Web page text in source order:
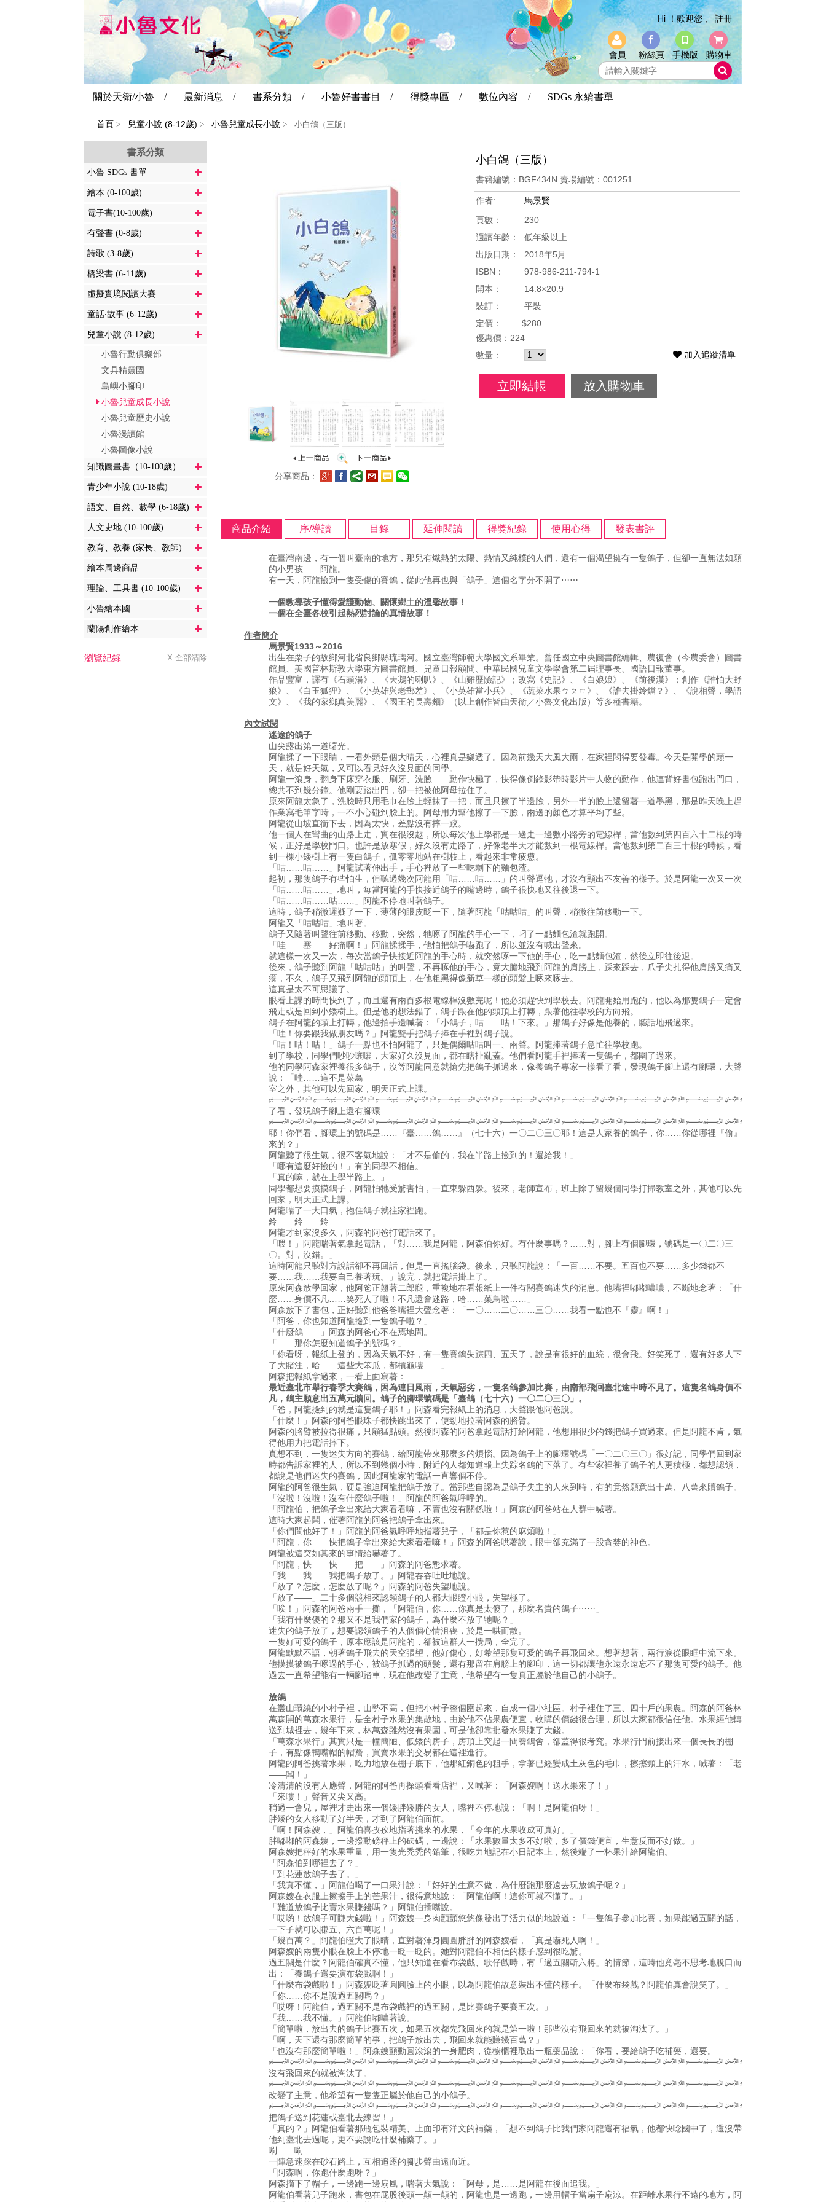
Hi ！歡迎您 , 註冊
會員 粉絲頁 手機版 購物車
關於天衛/小魯 / 最新消息 / 書系分類 / 小魯好書書目 / 得獎專區 / 數位內容 / SDGs 永續書單
首頁 > 兒童小說 (8-12歲) > 小魯兒童成長小說 > 小白鴿（三版）
書系分類
小魯 SDGs 書單
繪本 (0-100歲)
電子書(10-100歲)
有聲書 (0-8歲)
詩歌 (3-8歲)
橋梁書 (6-11歲)
虛擬實境閱讀大賽
童話‧故事 (6-12歲)
兒童小說 (8-12歲)
小魯行動俱樂部
文具精靈國
島嶼小腳印
小魯兒童成長小說
小魯兒童歷史小說
小魯漫讀館
小魯圖像小說
知識圖畫書（10-100歲）
青少年小說 (10-18歲)
語文、自然、數學 (6-18歲)
人文史地 (10-100歲)
教育、教養 (家長、教師)
繪本周邊商品
理論、工具書 (10-100歲)
小魯繪本國
蘭陽創作繪本
瀏覽紀錄 X 全部清除
分享商品：
小白鴿（三版）
書籍編號：BGF434N 賣場編號：001251
作者:
馬景賢
頁數：
230
適讀年齡：
低年級以上
出版日期：
2018年5月
ISBN：
978-986-211-794-1
開本：
14.8×20.9
裝訂：
平裝
定價：
$280
優惠價： 224
數量：
加入追蹤清單
立即結帳 放入購物車
商品介紹 序/導讀 目錄 延伸閱讀 得獎紀錄 使用心得 發表書評
在臺灣南邊，有一個叫臺南的地方，那兒有熾熱的太陽、熱情又純樸的人們，還有一個渴望擁有一隻鴿子，但卻一直無法如願
的小男孩——阿龍。
有一天，阿龍撿到一隻受傷的賽鴿，從此他再也與「鴿子」這個名字分不開了⋯⋯
一個教導孩子懂得愛護動物、關懷鄉土的溫馨故事！
一個在全臺各校引起熱烈討論的真情故事！
作者簡介
馬景賢1933～2016
出生在栗子的故鄉河北省良鄉縣琉璃河。國立臺灣師範大學國文系畢業。曾任國立中央圖書館編輯、農復會（今農委會）圖書
館員、美國普林斯敦大學東方圖書館員、兒童日報顧問、中華民國兒童文學學會第二屆理事長、國語日報董事。
作品豐富，譯有《石頭湯》、《天鵝的喇叭》、《山難歷險記》；改寫《史記》、《白娘娘》、《前後漢》；創作《誰怕大野
狼》、《白玉狐狸》、《小英雄與老郵差》、《小英雄當小兵》、《蔬菜水果ㄅㄆㄇ》、《誰去掛鈴鐺？》、《說相聲，學語
文》、《我的家鄉真美麗》、《國王的長壽麵》（以上創作皆由天衛／小魯文化出版）等多種書籍。
內文試閱
迷途的鴿子
山尖露出第一道曙光。
阿龍揉了一下眼睛，一看外頭是個大晴天，心裡真是樂透了。因為前幾天大風大雨，在家裡悶得要發霉。今天是開學的頭一
天，就是好天氣，又可以看見好久沒見面的同學。
阿龍一滾身，翻身下床穿衣服、刷牙、洗臉……動作快極了，快得像倒錄影帶時影片中人物的動作，他連背好書包跑出門口，
總共不到幾分鐘。他剛要踏出門，卻一把被他阿母拉住了。
原來阿龍太急了，洗臉時只用毛巾在臉上輕抹了一把，而且只擦了半邊臉，另外一半的臉上還留著一道墨黑，那是昨天晚上趕
作業寫毛筆字時，一不小心碰到臉上的。阿母用力幫他擦了一下臉，兩邊的顏色才算平均了些。
阿龍從山坡直衝下去，因為太快，差點沒有摔一跤。
他一個人在彎曲的山路上走，實在很沒趣，所以每次他上學都是一邊走一邊數小路旁的電線桿，當他數到第四百六十二根的時
候，正好是學校門口。也許是放寒假，好久沒有走路了，好像老半天才能數到一根電線桿。當他數到第二百三十根的時候，看
到一棵小矮樹上有一隻白鴿子，孤零零地站在樹枝上，看起來非常疲憊。
「咕……咕……」阿龍試著伸出手，手心裡放了一些吃剩下的麵包渣。
起初，那隻鴿子有些怕生，但聽過幾次阿龍用「咕……咕……」的叫聲逗牠，才沒有顯出不友善的樣子。於是阿龍一次又一次
「咕……咕……」地叫，每當阿龍的手快接近鴿子的嘴邊時，鴿子很快地又往後退一下。
「咕……咕……咕……」阿龍不停地叫著鴿子。
這時，鴿子稍微遲疑了一下，薄薄的眼皮眨一下，隨著阿龍「咕咕咕」的叫聲，稍微往前移動一下。
阿龍又「咕咕咕」地叫著。
鴿子又隨著叫聲往前移動、移動，突然，牠啄了阿龍的手心一下，叼了一點麵包渣就跑開。
「哇——塞——好痛啊！」阿龍揉揉手，他怕把鴿子嚇跑了，所以並沒有喊出聲來。
就這樣一次又一次，每次當鴿子快接近阿龍的手心時，就突然啄一下他的手心，吃一點麵包渣，然後立即往後退。
後來，鴿子聽到阿龍「咕咕咕」的叫聲，不再啄他的手心，竟大膽地飛到阿龍的肩膀上，踩來踩去，爪子尖扎得他肩膀又痛又
癢，不久，鴿子又飛到阿龍的頭頂上，在他粗黑得像新草一樣的頭髮上啄來啄去。
這真是太不可思議了。
眼看上課的時間快到了，而且還有兩百多根電線桿沒數完呢！他必須趕快到學校去。阿龍開始用跑的，他以為那隻鴿子一定會
飛走或是回到小矮樹上。但是他的想法錯了，鴿子跟在他的頭頂上打轉，跟著他往學校的方向飛。
鴿子在阿龍的頭上打轉，他邊拍手邊喊著：「小鴿子，咕……咕！下來。」那鴿子好像是他養的，聽話地飛過來。
「哇！你要跟我做朋友嗎？」阿龍雙手把鴿子捧在手裡對鴿子說。
「咕！咕！咕！」鴿子一點也不怕阿龍了，只是偶爾咕咕叫一、兩聲。阿龍捧著鴿子急忙往學校跑。
到了學校，同學們吵吵嚷嚷，大家好久沒見面，都在瞎扯亂蓋。他們看阿龍手裡捧著一隻鴿子，都圍了過來。
他的同學阿森家裡養很多鴿子，沒等阿龍同意就搶先把鴿子抓過來，像養鴿子專家一樣看了看，發現鴿子腳上還有腳環，大聲
說：「哇……這不是菜鳥
室之外，其他可以先回家，明天正式上課。
了看，發現鴿子腳上還有腳環
耶！你們看，腳環上的號碼是……『臺……鴿……』（七十六）一〇二〇三〇耶！這是人家養的鴿子，你……你從哪裡『偷』
來的？」
阿龍聽了很生氣，很不客氣地說：「才不是偷的，我在半路上撿到的！還給我！」
「哪有這麼好撿的！」有的同學不相信。
「真的嘛，就在上學半路上。」
同學都想要摸摸鴿子，阿龍怕牠受驚害怕，一直東躲西躲。後來，老師宣布，班上除了留幾個同學打掃教室之外，其他可以先
回家，明天正式上課。
阿龍喘了一大口氣，抱住鴿子就往家裡跑。
鈴……鈴……鈴……
阿龍才到家沒多久，阿森的阿爸打電話來了。
「喂！」阿龍喘著氣拿起電話，「對……我是阿龍，阿森伯你好。有什麼事嗎？……對，腳上有個腳環，號碼是一〇二〇三
〇。對，沒錯。」
這時阿龍只聽對方說話卻不再回話，但是一直搖腦袋。後來，只聽阿龍說：「一百……不要。五百也不要……多少錢都不
要……我……我要自己養著玩。」說完，就把電話掛上了。
原來阿森放學回家，他阿爸正翹著二郎腿，重複地在看報紙上一件有關賽鴿迷失的消息。他嘴裡嘟嘟噥噥，不斷地念著：「什
麼……身價不凡……笑死人了啦！不凡還會迷路，哈……菜鳥啦……」
阿森放下了書包，正好聽到他爸爸嘴裡大聲念著：「一〇……二〇……三〇……我看一點也不『靈』啊！」
「阿爸，你也知道阿龍撿到一隻鴿子啦？」
「什麼鴿——」阿森的阿爸心不在焉地問。
「……那你怎麼知道鴿子的號碼？」
「你看呀，報紙上登的，因為天氣不好，有一隻賽鴿失踪四、五天了，說是有很好的血統，很會飛。好笑死了，還有好多人下
了大賭注，哈……這些大笨瓜，都槓龜嘍——」
阿森把報紙拿過來，一看上面寫著：
最近臺北市舉行春季大賽鴿，因為連日風雨，天氣惡劣，一隻名鴿參加比賽，由南部飛回臺北途中時不見了。這隻名鴿身價不
凡，鴿主願意出五萬元贖回。鴿子的腳環號碼是「臺鴿（七十六）一〇二〇三〇」。
「爸，阿龍撿到的就是這隻鴿子耶！」阿森看完報紙上的消息，大聲跟他阿爸說。
「什麼！」阿森的阿爸眼珠子都快跳出來了，使勁地拉著阿森的胳臂。
阿森的胳臂被拉得很痛，只顧猛點頭。然後阿森的阿爸拿起電話打給阿龍，他想用很少的錢把鴿子買過來。但是阿龍不肯，氣
得他用力把電話摔下。
真想不到，一隻迷失方向的賽鴿，給阿龍帶來那麼多的煩惱。因為鴿子上的腳環號碼「一〇二〇三〇」很好記，同學們回到家
時都告訴家裡的人，所以不到幾個小時，附近的人都知道報上失踪名鴿的下落了。有些家裡養了鴿子的人更積極，都想認領，
都說是他們迷失的賽鴿，因此阿龍家的電話一直響個不停。
阿龍的阿爸很生氣，硬是強迫阿龍把鴿子放了。當那些自認為是鴿子失主的人來到時，有的竟然願意出十萬、八萬來贖鴿子。
「沒啦！沒啦！沒有什麼鴿子啦！」阿龍的阿爸氣呼呼的。
「阿龍伯，把鴿子拿出來給大家看看嘛，不賣也沒有關係啦！」阿森的阿爸站在人群中喊著。
這時大家起鬨，催著阿龍的阿爸把鴿子拿出來。
「你們問他好了！」阿龍的阿爸氣呼呼地指著兒子，「都是你惹的麻煩啦！」
「阿龍，你……快把鴿子拿出來給大家看看嘛！」阿森的阿爸哄著說，眼中卻充滿了一股貪婪的神色。
阿龍被這突如其來的事情給嚇著了。
「阿龍，快……快……把……」阿森的阿爸懇求著。
「我……我……我把鴿子放了。」阿龍吞吞吐吐地說。
「放了？怎麼，怎麼放了呢？」阿森的阿爸失望地說。
「放了——」二十多個競相來認領鴿子的人都大眼瞪小眼，失望極了。
「唉！」阿森的阿爸兩手一攤，「阿龍伯，你……你真是太傻了，那麼名貴的鴿子⋯⋯」
「我有什麼傻的？那又不是我們家的鴿子，為什麼不放了牠呢？」
迷失的鴿子放了，想要認領鴿子的人個個心情沮喪，於是一哄而散。
一隻好可愛的鴿子，原本應該是阿龍的，卻被這群人一攪局，全完了。
阿龍默默不語，朝著鴿子飛去的天空張望，他好傷心，好希望那隻可愛的鴿子再飛回來。想著想著，兩行淚從眼眶中流下來。
他摸摸被鴿子啄過的手心，被鴿子抓過的頭髮，還有那留在肩膀上的腳印，這一切都讓他永遠永遠忘不了那隻可愛的鴿子。他
過去一直希望能有一輛腳踏車，現在他改變了主意，他希望有一隻真正屬於他自己的小鴿子。
放鴿
在叢山環繞的小村子裡，山勢不高，但把小村子整個圍起來，自成一個小社區。村子裡住了三、四十戶的果農。阿森的阿爸林
萬森開的萬森水果行，是全村子水果的集散地，由於他不佔果農便宜，收購的價錢很合理，所以大家都很信任他。水果經他轉
送到城裡去，幾年下來，林萬森雖然沒有果園，可是他卻靠批發水果賺了大錢。
「萬森水果行」其實只是一幢簡陋、低矮的房子，房頂上突起一間養鴿舍，卻蓋得很考究。水果行門前接出來一個長長的棚
子，有點像鴨嘴帽的帽簷，買賣水果的交易都在這裡進行。
阿龍的阿爸挑著水果，吃力地放在棚子底下，他那紅銅色的粗手，拿著已經變成土灰色的毛巾，擦擦頸上的汗水，喊著：「老
——闆！」
冷清清的沒有人應聲，阿龍的阿爸再探頭看看店裡，又喊著：「阿森嫂啊！送水果來了！」
「來嘍！」聲音又尖又高。
稍過一會兒，屋裡才走出來一個矮胖矮胖的女人，嘴裡不停地說：「啊！是阿龍伯呀！」
胖矮的女人移動了好半天，才到了阿龍伯面前。
「啊！阿森嫂，」阿龍伯喜孜孜地指著挑來的水果，「今年的水果收成可真好。」
胖嘟嘟的阿森嫂，一邊撥動磅秤上的砝碼，一邊說：「水果數量太多不好啦，多了價錢便宜，生意反而不好做。」
阿森嫂把秤好的水果重量，用一隻光禿禿的鉛筆，很吃力地記在小日記本上，然後端了一杯果汁給阿龍伯。
「阿森伯到哪裡去了？」
「到花蓮放鴿子去了。」
「我真不懂，」阿龍伯喝了一口果汁說：「好好的生意不做，為什麼跑那麼遠去玩放鴿子呢？」
阿森嫂在衣服上擦擦手上的芒果汁，很得意地說：「阿龍伯啊！這你可就不懂了。」
「難道放鴿子比賣水果賺錢嗎？」阿龍伯插嘴說。
「哎喲！放鴿子可賺大錢啦！」阿森嫂一身肉顫顫悠悠像發出了活力似的地說道：「一隻鴿子參加比賽，如果能過五關的話，
一下子就可以賺五、六百萬呢！」
「幾百萬？」阿龍伯瞪大了眼睛，直對著渾身圓圓胖胖的阿森嫂看，「真是嚇死人啊！」
阿森嫂的兩隻小眼在臉上不停地一眨一眨的。她對阿龍伯不相信的樣子感到很吃驚。
過五關是什麼？阿龍伯確實不懂，他只知道在看布袋戲、歌仔戲時，有「過五關斬六將」的情節，這時他竟毫不思考地脫口而
出：「養鴿子還要演布袋戲啊！」
「什麼布袋戲啦！」阿森嫂眨著圓圓臉上的小眼，以為阿龍伯故意裝出不懂的樣子。「什麼布袋戲？阿龍伯真會說笑了。」
「你……你不是說過五關嗎？」
「哎呀！阿龍伯，過五關不是布袋戲裡的過五關，是比賽鴿子要賽五次。」
「我……我不懂。」阿龍伯嘟噥著說。
「簡單啦，放出去的鴿子比賽五次，如果五次都先飛回來的就是第一啦！那些沒有飛回來的就被淘汰了。」
「啊，天下還有那麼簡單的事，把鴿子放出去，飛回來就能賺幾百萬？」
「也沒有那麼簡單啦！」阿森嫂顫動圓滾滾的一身肥肉，從櫥櫃裡取出一瓶藥品說：「你看，要給鴿子吃補藥，還要。
沒有飛回來的就被淘汰了。
改變了主意，他希望有一隻隻正屬於他自己的小鴿子。
﷽﷽﷽﷽﷽﷽﷽﷽
把鴿子送到花蓮或臺北去練習！」
「真的？」阿龍伯看著那瓶包裝精美、上面印有洋文的補藥，「想不到鴿子比我們家阿龍還有福氣，他都快唸國中了，還沒帶
他到臺北去過呢，更不要說吃什麼補藥了。」
唰……唰……
一陣急速踩在砂石路上，互相追逐的腳步聲由遠而近。
「阿森啊，你跑什麼跑呀？」
阿森摘下了帽子，一邊跑一邊扇風，喘著大氣說：「阿母，是……是阿龍在後面追我。」
阿龍伯看著兒子跑來，書包在屁股後頭一顛一顛的，阿龍也是一邊跑，一邊用帽子當扇子扇涼。在距離水果行不遠的地方，阿